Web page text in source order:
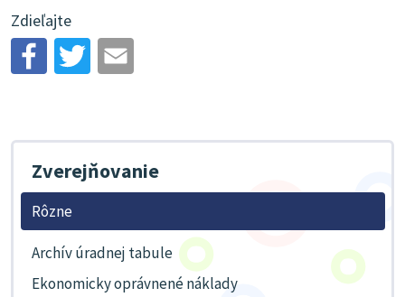
Zdieľajte
Zverejňovanie
Rôzne
Archív úradnej tabule
Ekonomicky oprávnené náklady